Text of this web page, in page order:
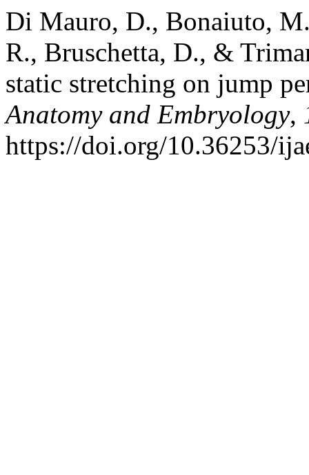
Di Mauro, D., Bonaiuto,
R., Bruschetta, D., &
static stretching on jump
Anatomy and Embryology,
https://doi.org/10.36253/